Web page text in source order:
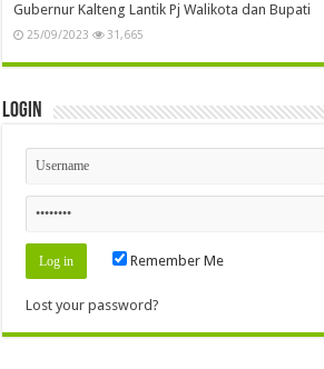
Gubernur Kalteng Lantik Pj Walikota dan Bupati
25/09/2023 31,665
Login
Remember Me
Lost your password?